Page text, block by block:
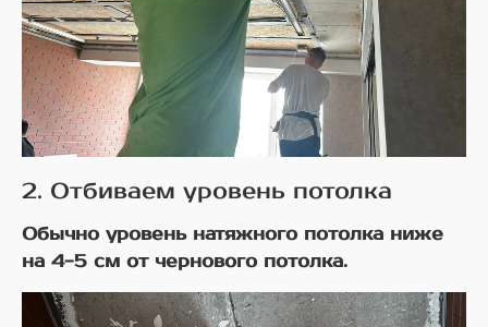
2. Отбиваем уровень потолка
Обычно уровень натяжного потолка ниже
на 4-5 см от чернового потолка.